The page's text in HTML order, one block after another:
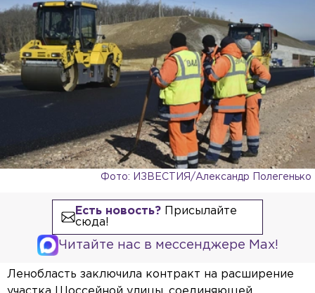
Фото: ИЗВЕСТИЯ/Александр Полегенько
Есть новость?Присылайте
сюда!
Читайте нас в мессенджере Max!
Ленобласть заключила контракт на расширение